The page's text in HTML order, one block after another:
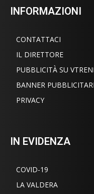
INFORMAZIONI
CONTATTACI
IL DIRETTORE
PUBBLICITÀ SU
BANNER PUBBLICITARI
PRIVACY
IN EVIDENZA
COVID-19
LA VALDERA